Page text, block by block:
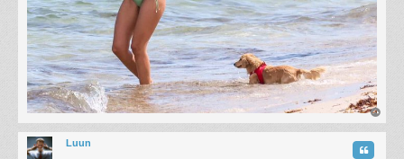
au
Luun Citation